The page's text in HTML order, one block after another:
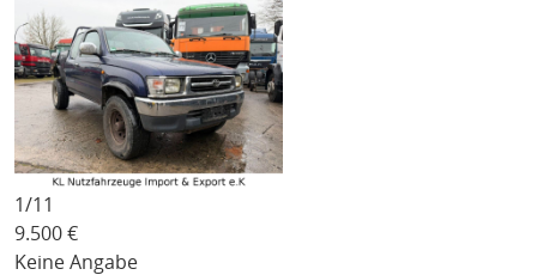
1/11
9.500 €
Keine Angabe